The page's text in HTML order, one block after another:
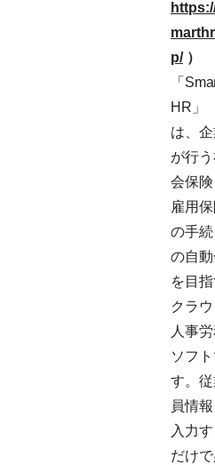
p/）
「
HR」
は、
が行
会保険
雇用
の手続
の自
を目
クラウ
人事
ソフ
す。
員情
入力
だけ